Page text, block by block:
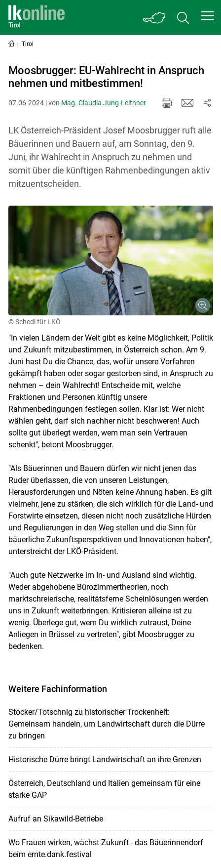
Skip to main content
Tirol
Moosbrugger: EU-Wahlrecht in Anspruch
nehmen und mitbestimmen!
07.06.2024 | von Mag. Claudia Jung-Leithner
LK Österreich-Präsident Josef Moosbrugger ruft alle
Bäuerinnen und Bauern auf, am Sonntag, den 9.
Juni, ihr Wahlrecht in Anspruch zu nehmen und
somit über die künftigen Rahmenbedingungen aktiv
mitzuentscheiden.
© Schedl für LKÖ
"In vielen Ländern der Welt gibt es keine Möglichkeit, Politik
und Zukunft mitzubestimmen, in Österreich schon. Am 9.
Juni hast Du die Chance, das, wofür unsere Vorfahren
gekämpft haben oder sogar gestorben sind, in Anspruch zu
nehmen – dein Wahlrecht! Entscheide mit, welche
Fraktionen und Personen künftig unsere
Rahmenbedingungen festlegen sollen. Klar ist: Wer nicht
wählen geht, darf sich nachher nicht beschweren! Auch
sollte gut überlegt werden, wem man sein Vertrauen
schenkt", betont Moosbrugger.
"Als Bäuerinnen und Bauern dürfen wir nicht jenen das
Ruder überlassen, die von unseren Leistungen,
Herausforderungen und Nöten keine Ahnung haben. Es gilt
vielmehr, jene zu stärken, die sich wirklich für die Land- und
Forstwirte einsetzen, diesen nicht noch zusätzliche Hürden
und Regulierungen in den Weg stellen und die Sinn für
bäuerliche Zukunftsperspektiven und Innovationen haben",
unterstreicht der LKÖ-Präsident.
"Auch gute Netzwerke im In- und Ausland sind wichtig.
Weder abgehobene Bürozimmertheorien, noch
marktschreierische, realitätsferne Scheinlösungen werden
uns in Zukunft weiterbringen. Kritisieren alleine ist zu
wenig. Überlege gut, wem Du wirklich zutraust, Deine
Anliegen in Brüssel zu vertreten", gibt Moosbrugger zu
bedenken.
Weitere Fachinformation
Stocker/Totschnig zu historischer Trockenheit:
Gemeinsam handeln, um Landwirtschaft durch die Dürre
zu bringen
Historische Dürre bringt Landwirtschaft an ihre Grenzen
Österreich, Deutschland und Italien gemeinsam für eine
starke GAP
Aufruf an Sikawild-Betriebe
Wo Frauen wirken, wächst Zukunft - das Bäuerinnendorf
beim ernte.dank.festival